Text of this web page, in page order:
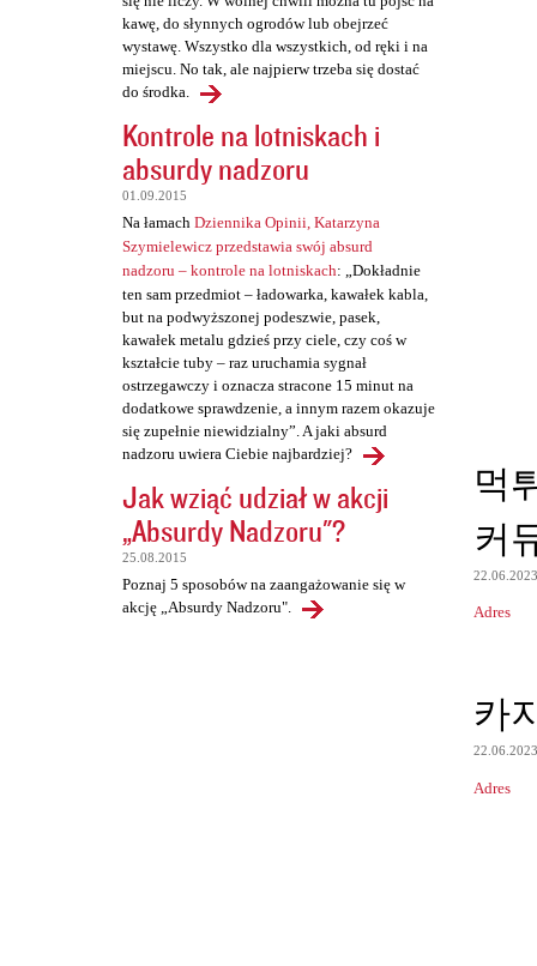
kawę, do słynnych ogrodów lub obejrzeć
wystawę. Wszystko dla wszystkich, od ręki i na
miejscu. No tak, ale najpierw trzeba się dostać
do środka.
Kontrole na lotniskach i
absurdy nadzoru
01.09.2015
Na łamach Dziennika Opinii, Katarzyna
Szymielewicz przedstawia swój absurd
nadzoru – kontrole na lotniskach: „Dokładnie
ten sam przedmiot – ładowarka, kawałek kabla,
but na podwyższonej podeszwie, pasek,
kawałek metalu gdzieś przy ciele, czy coś w
kształcie tuby – raz uruchamia sygnał
ostrzegawczy i oznacza stracone 15 minut na
dodatkowe sprawdzenie, a innym razem okazuje
się zupełnie niewidzialny”. A jaki absurd
nadzoru uwiera Ciebie najbardziej?
Jak wziąć udział w akcji
„Absurdy Nadzoru"?
25.08.2015
Poznaj 5 sposobów na zaangażowanie się w
akcję „Absurdy Nadzoru".
먹
커
22.06.2023
Adres
카
22.06.2023
Adres